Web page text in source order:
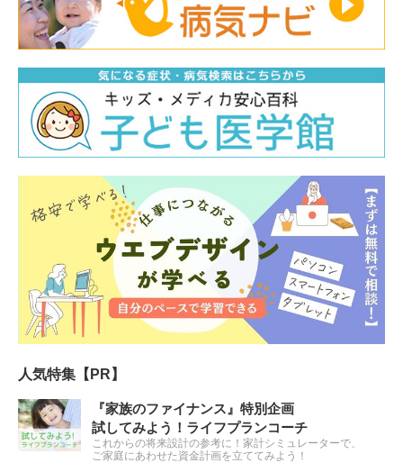
人気特集【PR】
『家族のファイナンス』特別企画
試してみよう！ライフプランコーチ
これからの将来設計の参考に！家計シミュレーターで、
ご家庭にあわせた資金計画を立ててみよう！